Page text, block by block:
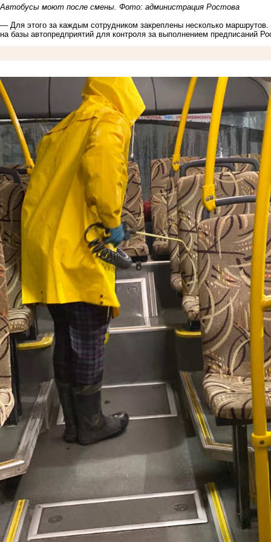
Автобусы моют после смены. Фото: администрация Ростова
— Для этого за каждым сотрудником закреплены несколько
на базы автопредприятий для контроля за выполнением предписаний